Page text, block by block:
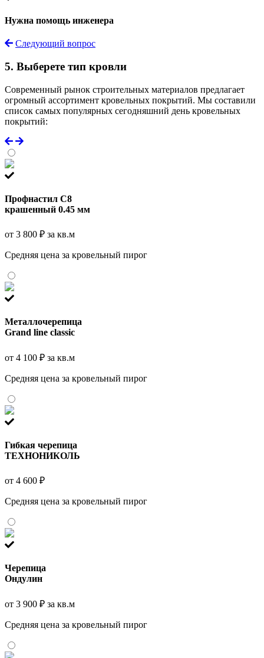
Нужна помощь инженера
Следующий вопрос
5. Выберете тип кровли
Современный рынок строительных материалов предлагает
огромный ассортимент кровельных покрытий. Мы составили
список самых популярных сегодняшний день кровельных
покрытий:
Профнастил С8
крашенный 0.45 мм
от 3 800 ₽ за кв.м
Средняя цена за кровельный пирог
Металлочерепица
Grand line classic
от 4 100 ₽ за кв.м
Средняя цена за кровельный пирог
Гибкая черепица
ТЕХНОНИКОЛЬ
от 4 600 ₽
Средняя цена за кровельный пирог
Черепица
Ондулин
от 3 900 ₽ за кв.м
Средняя цена за кровельный пирог